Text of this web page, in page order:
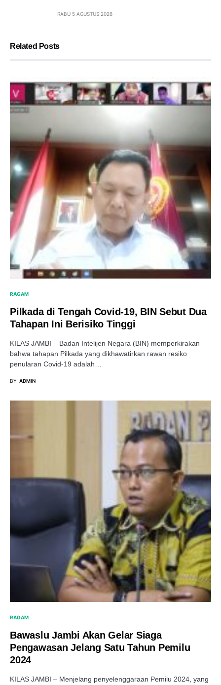
RABU 5 AGUSTUS 2026
Related Posts
RAGAM
Pilkada di Tengah Covid-19, BIN Sebut Dua
Tahapan Ini Berisiko Tinggi
KILAS JAMBI – Badan Intelijen Negara (BIN) memperkirakan
bahwa tahapan Pilkada yang dikhawatirkan rawan resiko
penularan Covid-19 adalah…
BY ADMIN
RAGAM
Bawaslu Jambi Akan Gelar Siaga
Pengawasan Jelang Satu Tahun Pemilu
2024
KILAS JAMBI – Menjelang penyelenggaraan Pemilu 2024, yang